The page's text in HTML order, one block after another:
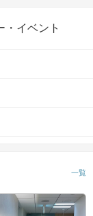
・イベント
一覧